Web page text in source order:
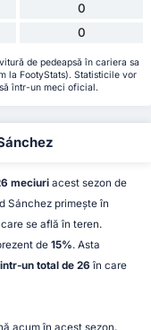
0
0
de pedeapsă în cariera sa
la FootyStats). Statisticile vor
într-un meci oficial.
meciuriacest sezon de
Sánchez primește în
se află în teren.
de 15%. Asta
un total de 26 în care
acum în acest sezon,